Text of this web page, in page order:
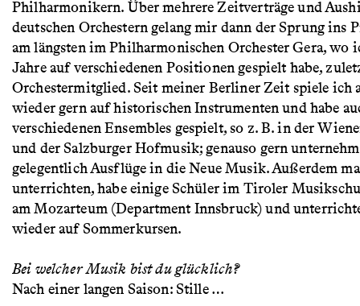
Philharmonikern. Über mehrere Zeitverträge und
deutschen Orchestern gelang mir dann der Sprung ins
am längsten im Philharmonischen Orchester Gera, wo
Jahre auf verschiedenen Positionen gespielt habe,
Orchestermitglied. Seit meiner Berliner Zeit spiele ich
wieder gern auf historischen Instrumenten und habe
verschiedenen Ensembles gespielt, so z. B. in der
und der Salzburger Hofmusik; genauso gern
gelegentlich Ausflüge in die Neue Musik. Außerdem
unterrichten, habe einige Schüler im Tiroler
am Mozarteum (Department Innsbruck) und
wieder auf Sommerkursen.
Bei welcher Musik bist du glücklich?
Nach einer langen Saison: Stille …